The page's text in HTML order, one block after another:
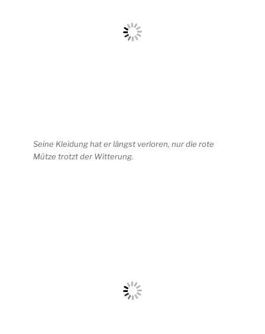
Seine Kleidung hat er längst verloren, nur die rote
Mütze trotzt der Witterung.